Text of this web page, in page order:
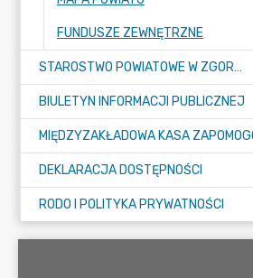
FUNDUSZE ZEWNĘTRZNE
STAROSTWO POWIATOWE W ZGORZELCU
BIULETYN INFORMACJI PUBLICZNEJ
DEKLARACJA DOSTĘPNOŚCI
RODO I POLITYKA PRYWATNOŚCI